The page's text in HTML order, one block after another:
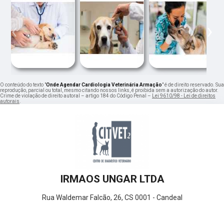
‹ ›
O conteúdo do texto "Onde Agendar Cardiologia Veterinária Armação" é de direito reservado. Sua
reprodução, parcial ou total, mesmo citando nossos links, é proibida sem a autorização do autor.
Crime de violação de direito autoral – artigo 184 do Código Penal – Lei 9610/98 - Lei de direitos
autorais.
IRMAOS UNGAR LTDA
Rua Waldemar Falcão, 26, CS 0001 - Candeal